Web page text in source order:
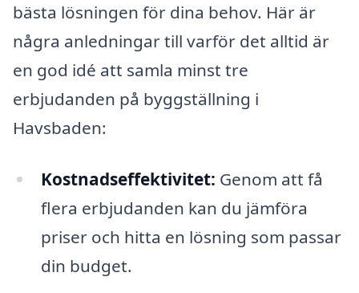
bästa lösningen för dina behov. Här är
några anledningar till varför det alltid är
en god idé att samla minst tre
erbjudanden på byggställning i
Havsbaden:
Kostnadseffektivitet: Genom att få
flera erbjudanden kan du jämföra
priser och hitta en lösning som passar
din budget.